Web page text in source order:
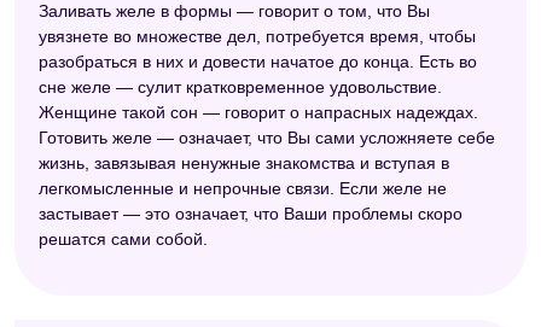
Заливать желе в формы — говорит о том, что Вы
увязнете во множестве дел, потребуется время, чтобы
разобраться в них и довести начатое до конца. Есть во
сне желе — сулит кратковременное удовольствие.
Женщине такой сон — говорит о напрасных надеждах.
Готовить желе — означает, что Вы сами усложняете себе
жизнь, завязывая ненужные знакомства и вступая в
легкомысленные и непрочные связи. Если желе не
застывает — это означает, что Ваши проблемы скоро
решатся сами собой.